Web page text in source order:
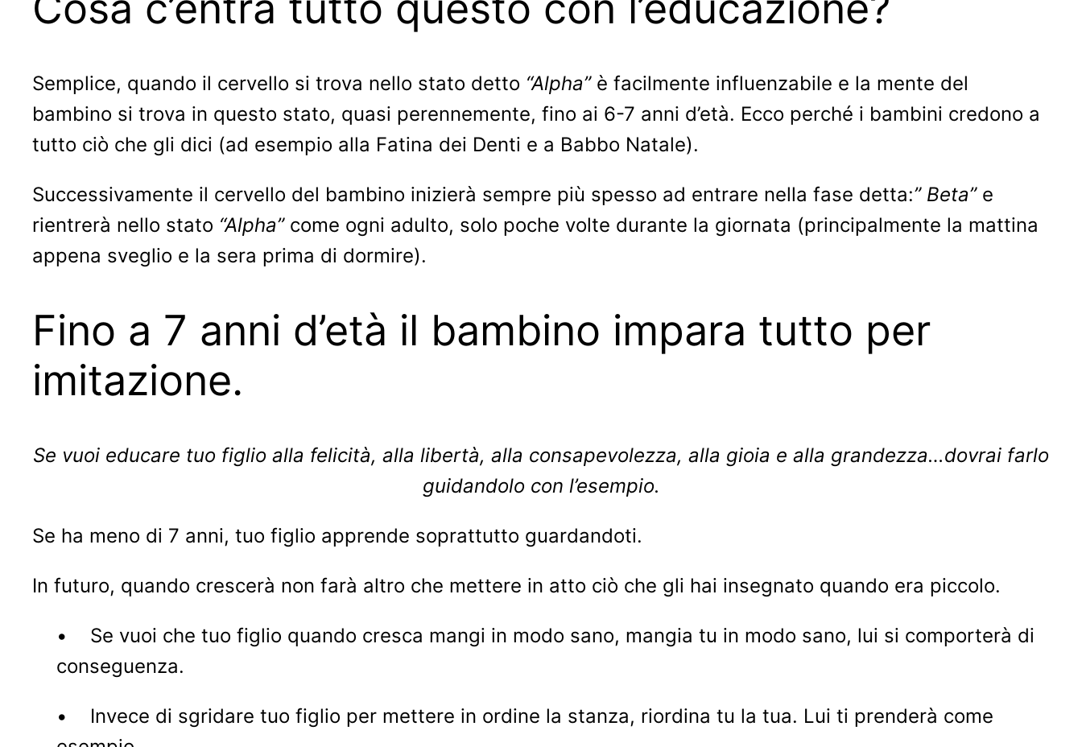
Semplice, quando il cervello si trova nello stato detto “Alpha”è facilmente influenzabile e la mente del
bambino si trova in questo stato, quasi perennemente, fino ai 6-7 anni d’età. Ecco perché i bambini credono a
tutto ciò che gli dici (ad esempio alla Fatina dei Denti e a Babbo Natale).
Successivamente il cervello del bambino inizierà sempre più spesso ad entrare nella fase detta:” Beta”e
rientrerà nello stato “Alpha”come ogni adulto, solo poche volte durante la giornata (principalmente la mattina
appena sveglio e la sera prima di dormire).
Fino a 7 anni d’età il bambino impara tutto per
imitazione.
Se vuoi educare tuo figlio alla felicità, alla libertà, alla consapevolezza, alla gioia e alla grandezza…dovrai farlo
guidandolo con l’esempio.
Se ha meno di 7 anni, tuo figlio apprende soprattutto guardandoti.
In futuro, quando crescerà non farà altro che mettere in atto ciò che gli hai insegnato quando era piccolo.
• Se vuoi che tuo figlio quando cresca mangi in modo sano, mangia tu in modo sano, lui si comporterà di
conseguenza.
• Invece di sgridare tuo figlio per mettere in ordine la stanza, riordina tu la tua. Lui ti prenderà come